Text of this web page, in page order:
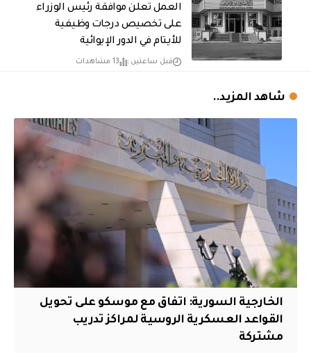
العمل تعلن موافقة رئيس الوزراء
على تخصيص درجات وظيفية
للأيتام في الدور الإيوائية
قبل ساعتين 13 مشاهدات
شاهد المزيد..
الخارجية السورية: اتفاق مع موسكو على تحويل
القواعد العسكرية الروسية لمراكز تدريب
مشتركة